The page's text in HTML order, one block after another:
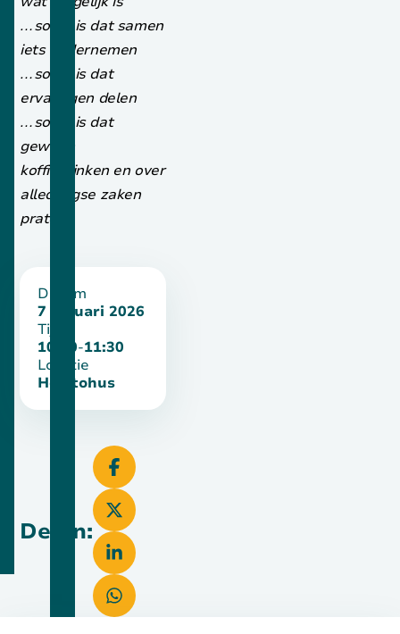
…soms is dat samen
iets ondernemen
…soms is dat
ervaringen delen
…soms is dat
gewoon
koffiedrinken en over
alledaagse zaken
praten
Delen:
Datum
7 januari 2026
Tijd
10:00-11:30
Locatie
Holstohus